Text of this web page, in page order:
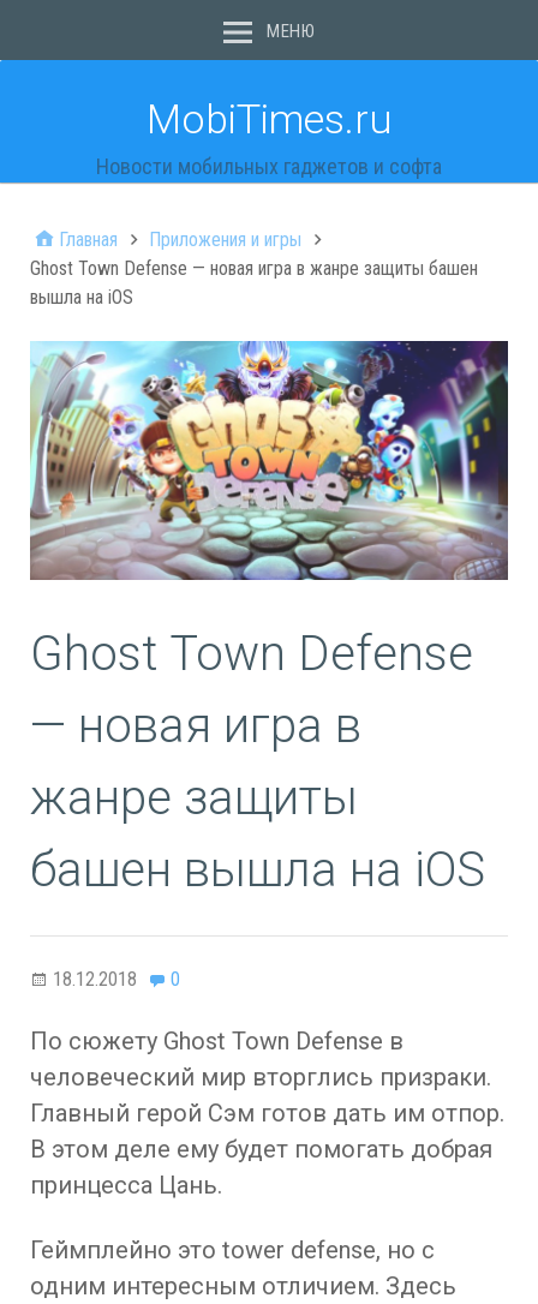
МЕНЮ
MobiTimes.ru
Новости мобильных гаджетов и софта
Главная
Приложения и игры
Ghost Town Defense — новая игра в жанре защиты башен
вышла на iOS
Ghost Town Defense
— новая игра в
жанре защиты
башен вышла на iOS
18.12.2018 0
По сюжету Ghost Town Defense в
человеческий мир вторглись призраки.
Главный герой Сэм готов дать им отпор.
В этом деле ему будет помогать добрая
принцесса Цань.
Геймплейно это tower defense, но с
одним интересным отличием. Здесь